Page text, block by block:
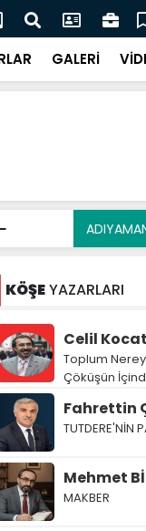
dikkat çeken
güvencesi
GALERİ
KÖŞEYAZARLARI
Celil
Toplum
Çöküşün
Fahrettin
TUTDERE'NİN
Mehmet
MAKBER